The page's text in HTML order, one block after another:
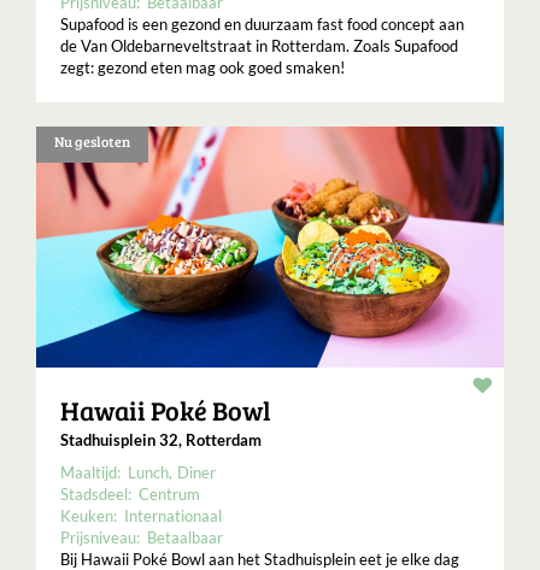
Supafood is een gezond en duurzaam fast food concept aan
de Van Oldebarneveltstraat in Rotterdam. Zoals Supafood
zegt: gezond eten mag ook goed smaken!
Nu gesloten
Hawaii Poké Bowl
Stadhuisplein 32, Rotterdam
Maaltijd: Lunch Diner
Stadsdeel: Centrum
Keuken: Internationaal
Prijsniveau: Betaalbaar
Bij Hawaii Poké Bowl aan het Stadhuisplein eet je elke dag